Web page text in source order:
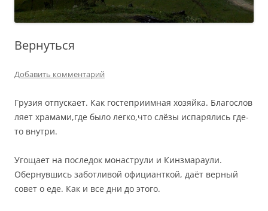
Вернуться
Добавить комментарий
Грузия отпускает. Как гостеприимная хозяйка. Благослов
ляет храмами,где было легко,что слёзы испарялись где-
то внутри.
Угощает на последок монаструли и Кинзмараули.
Обернувшись заботливой официанткой, даёт верный
совет о еде. Как и все дни до этого.